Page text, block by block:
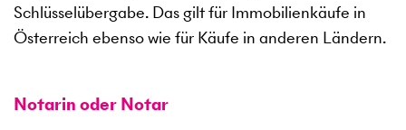
Schlüsselübergabe. Das gilt für Immobilienkäufe in
Österreich ebenso wie für Käufe in anderen Ländern.
Notarin oder Notar